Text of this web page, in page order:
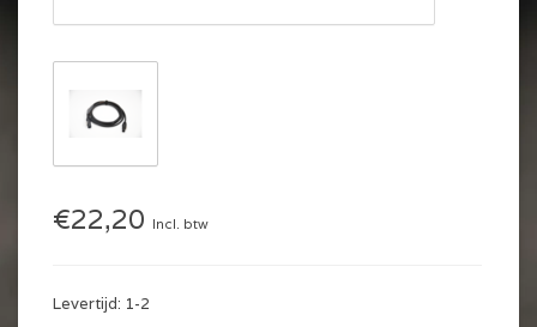
€22,20 Incl. btw
Levertijd: 1-2